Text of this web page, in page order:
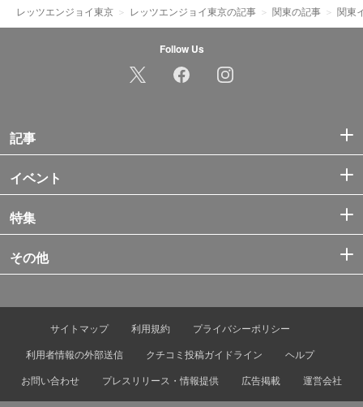
レッツエンジョイ東京 レッツエンジョイ東京の記事 関東の記事 関東
Follow Us
記事
イベント
特集
その他
サイトマップ 利用規約
プライバシーポリシー
利用者情報の外部送信
クチコミ投稿ガイドライン
ヘルプ
お問い合わせ
プレスリリース・情報提供 広告掲載 運営会社